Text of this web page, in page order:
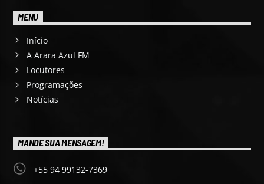
MENU
Início
A Arara Azul FM
Locutores
Programações
Notícias
MANDE SUA MENSAGEM!
+55 94 99132-7369